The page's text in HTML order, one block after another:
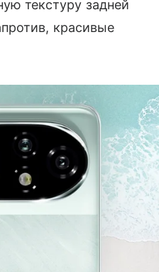
текстуру задней
красивые